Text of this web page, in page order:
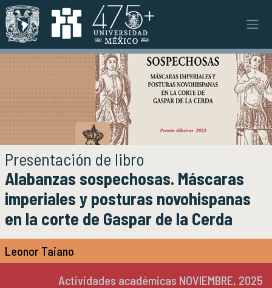
Pasar al contenido principal
Ejes estratégicos
Directorio y planta académica
Documentos institucionales
Órganos colegiados
Normatividad y gestiones
Investigación
INVESTIGACIÓN
Áreas de investigación e investigadores
Proyectos de investigación
Seminarios
Presentación de libro
Alabanzas sospechosas. Máscaras
imperiales y posturas novohispanas
en la corte de Gaspar de la Cerda
Leonor Taiano
Actividades académicas NOVIEMBRE, 2025